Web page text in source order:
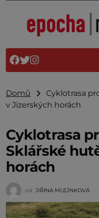
Domů
Cyklotrasa
v Jizerských horách
Cyklotrasa
Sklářské
horách
od JIŘINA MLEJNKOVÁ